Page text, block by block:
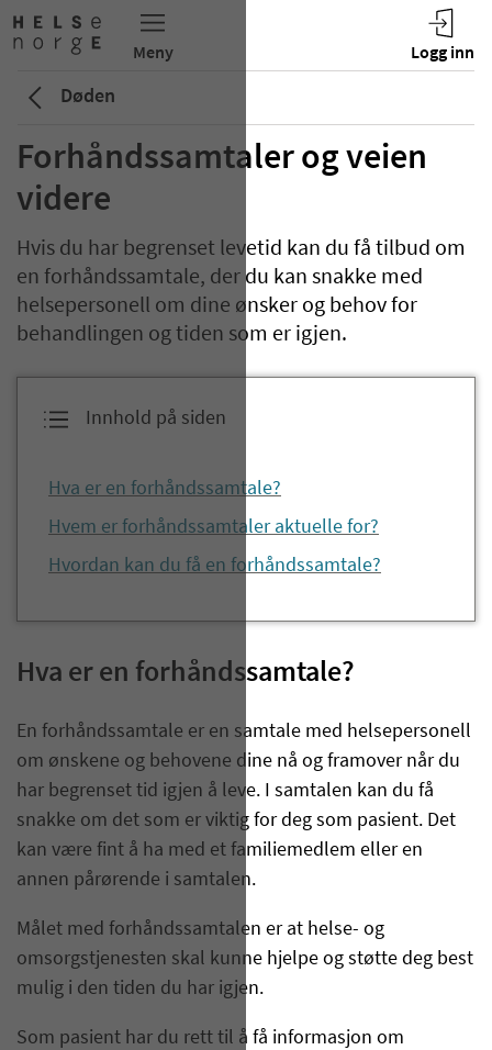
Døden
Forhåndssamtaler og veien
videre
Hvis du har begrenset levetid kan du få tilbud om
en forhåndssamtale, der du kan snakke med
helsepersonell om dine ønsker og behov for
behandlingen og tiden som er igjen.
Innhold på siden
Hva er en forhåndssamtale?
Hvem er forhåndssamtaler aktuelle for?
Hvordan kan du få en forhåndssamtale?
Hva er en forhåndssamtale?
En forhåndssamtale er en samtale med helsepersonell
om ønskene og behovene dine nå og framover når du
har begrenset tid igjen å leve. I samtalen kan du få
snakke om det som er viktig for deg som pasient. Det
kan være fint å ha med et familiemedlem eller en
annen pårørende i samtalen.
Målet med forhåndssamtalen er at helse- og
omsorgstjenesten skal kunne hjelpe og støtte deg best
mulig i den tiden du har igjen.
Som pasient har du rett til å få informasjon om